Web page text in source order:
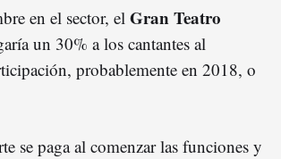
en el sector, el Gran Teatro
un 30% a los cantantes al
probablemente en 2018, o
se paga al comenzar las funciones y